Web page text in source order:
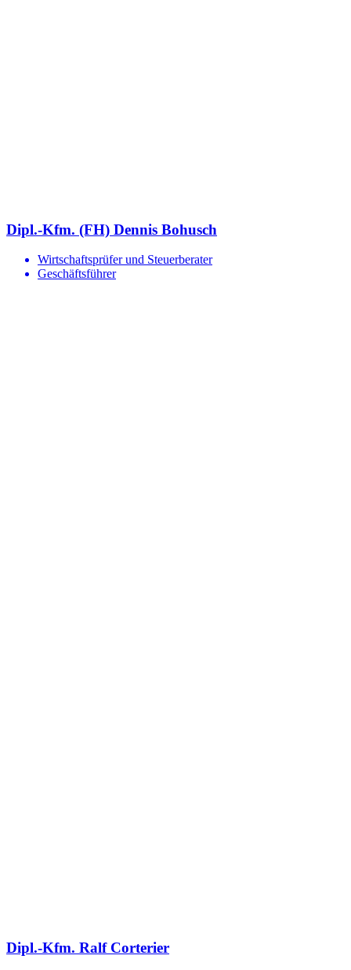
Dipl.-Kfm. (FH) Dennis Bohusch
Wirtschaftsprüfer und Steuerberater
Geschäftsführer
Dipl.-Kfm. Ralf Corterier